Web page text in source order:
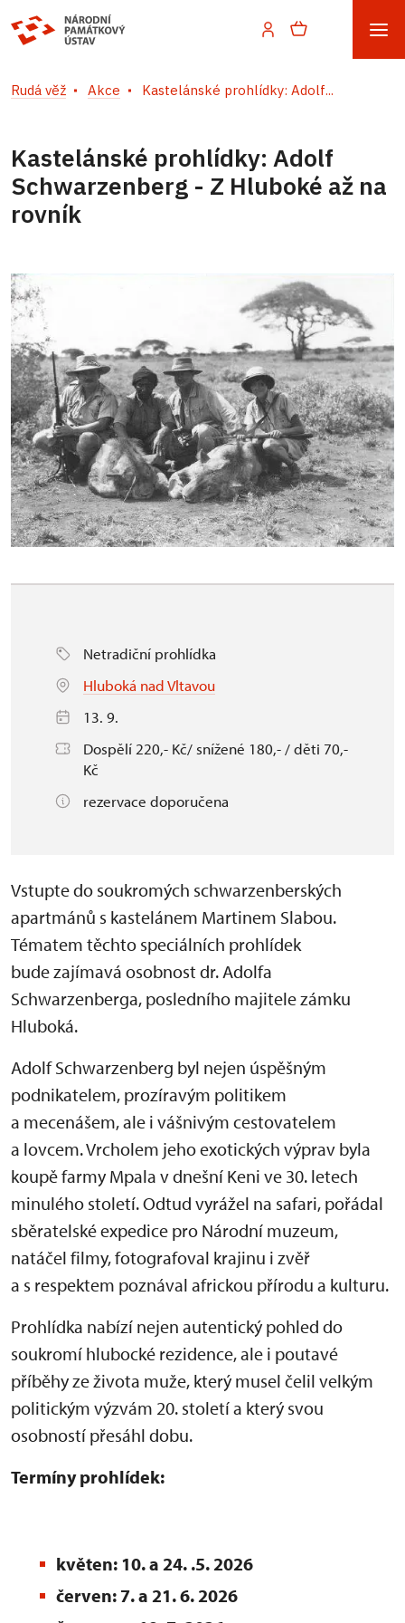
Rudá věž Akce Kastelánské prohlídky: Adolf...
Kastelánské prohlídky: Adolf
Schwarzenberg - Z Hluboké až na
rovník
Netradiční prohlídka
Hluboká nad Vltavou
13. 9.
Dospělí 220,- Kč/ snížené 180,- / děti 70,-
Kč
rezervace doporučena
Vstupte do soukromých schwarzenberských
apartmánů s kastelánem Martinem Slabou.
Tématem těchto speciálních prohlídek
bude zajímavá osobnost dr. Adolfa
Schwarzenberga, posledního majitele zámku
Hluboká.
Adolf Schwarzenberg byl nejen úspěšným
podnikatelem, prozíravým politikem
a mecenášem, ale i vášnivým cestovatelem
a lovcem. Vrcholem jeho exotických výprav byla
koupě farmy Mpala v dnešní Keni ve 30. letech
minulého století. Odtud vyrážel na safari, pořádal
sběratelské expedice pro Národní muzeum,
natáčel filmy, fotografoval krajinu i zvěř
a s respektem poznával africkou přírodu a kulturu.
Prohlídka nabízí nejen autentický pohled do
soukromí hlubocké rezidence, ale i poutavé
příběhy ze života muže, který musel čelil velkým
politickým výzvám 20. století a který svou
osobností přesáhl dobu.
Termíny prohlídek:
květen: 10. a 24. .5. 2026
červen: 7. a 21. 6. 2026